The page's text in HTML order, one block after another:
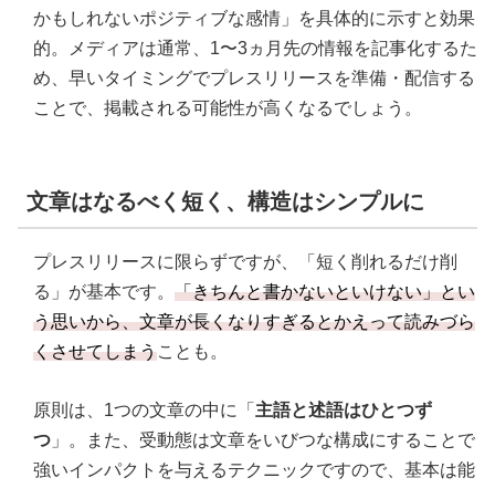
かもしれないポジティブな感情」を具体的に示すと効果
的。メディアは通常、1〜3ヵ月先の情報を記事化するた
め、早いタイミングでプレスリリースを準備・配信する
ことで、掲載される可能性が高くなるでしょう。
文章はなるべく短く、構造はシンプルに
プレスリリースに限らずですが、「短く削れるだけ削
る」が基本です。 「きちんと書かないといけない」とい
う思いから、文章が長くなりすぎるとかえって読みづら
くさせてしまうことも。
原則は、1つの文章の中に「 主語と述語はひとつず
つ 」。また、受動態は文章をいびつな構成にすることで
強いインパクトを与えるテクニックですので、基本は能